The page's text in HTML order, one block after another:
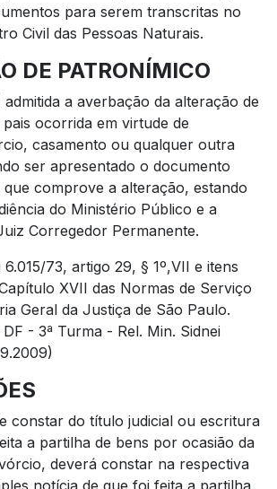
para serem transcritas no
Civil das Pessoas Naturais.
DE PATRONÍMICO
a averbação da alteração de
ocorrida em virtude de
casamento ou qualquer outra
ser apresentado o documento
que comprove a alteração, estando
do Ministério Público e a
Corregedor Permanente.
6.015/73, artigo 29, § 1º,VII e itens
XVII das Normas de Serviço
Geral da Justiça de São Paulo.
- 3ª Turma - Rel. Min. Sidnei
constar do título judicial ou escritura
a partilha de bens por ocasião da
deverá constar na respectiva
notícia de que foi feita a partilha.